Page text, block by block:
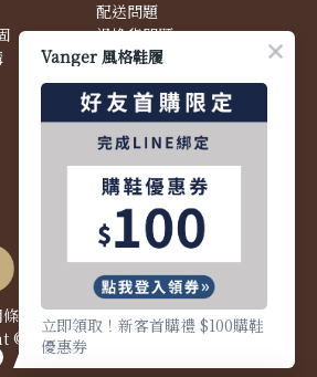
配送問題
退換貨問題
商品問題
條款&政策|隱私權聲明|
© 2021 Vanger 風格鞋履
Vanger 風格鞋履
立即領取！新客首購禮 $100購鞋
優惠券